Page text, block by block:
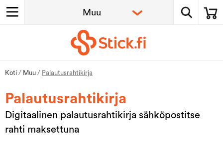
Koti / Muu / Palautusrahtikirja
Palautusrahtikirja
Digitaalinen palautusrahtikirja sähköpostitse
rahti maksettuna